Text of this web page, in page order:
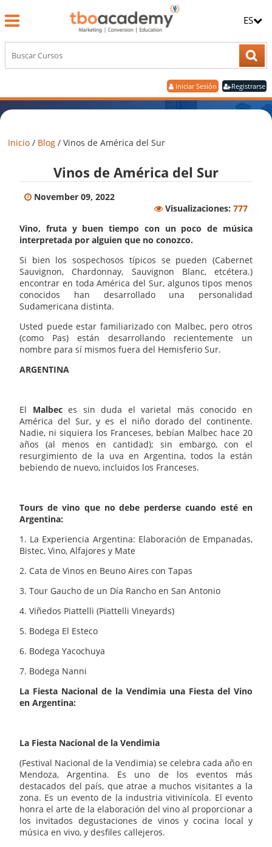
Iniciar Sesión Registrarse
ES
Inicio / Blog / Vinos de América del Sur
Vinos de América del Sur
November 09, 2022
Visualizaciones: 777
Vino, fruta y buen tiempo con un poco de música
interpretada por alguien que no conozco.
Si bien los sospechosos típicos se pueden (Cabernet
Sauvignon, Chardonnay, Sauvignon Blanc, etcétera.)
encontrar en toda América del Sur, algunos tipos menos
conocidos han desarrollado una personalidad
Sudamericana distinta.
Usted puede estar familiarizado con Malbec, pero otros
(como Pas) están desarrollando recientemente un
nombre para sí mismos fuera del Hemisferio Sur.
ARGENTINA
El Malbeces sin duda el varietal más conocido en
América del Sur, y es el niño dorado del continente.
Nadie, ni siquiera los Franceses, bebían Malbec hace 20
años (al menos en cantidad); sin embargo, con el
resurgimiento de la uva en Argentina, todos la están
bebiendo de nuevo, incluidos los Franceses.
Tours de vino que no debe perderse cuando esté en
Argentina:
1. La Experiencia Argentina: Elaboración de Empanadas,
Bistec, Vino, Alfajores y Mate
2. Cata de Vinos en Beuno Aires con Tapas
3. Tour Gaucho de un Día Rancho en San Antonio
4. Viñedos Piattelli (Piattelli Vineyards)
5. Bodega El Esteco
6. Bodega Yacochuya
7. Bodega Nanni
La Fiesta Nacional de la Vendimia una Fiesta del Vino
en Argentina:
La Fiesta Nacional de la Vendimia
(Festival Nacional de la Vendimia) se celebra cada año en
Mendoza, Argentina. Es uno de los eventos más
destacados del país, que atrae a muchos visitantes a la
zona. Es un evento de la industria vitivinícola. El evento
honra el arte de la elaboración del vino al proporcionar a
los invitados degustaciones de vinos y cocina local y
música en vivo, y desfiles callejeros.